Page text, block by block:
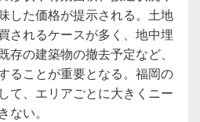
した価格が提示される。土地
されるケースが多く、地中埋
の建築物の撤去予定など、
ることが重要となる。福岡の
て、エリアごとに大きくニー
ない。